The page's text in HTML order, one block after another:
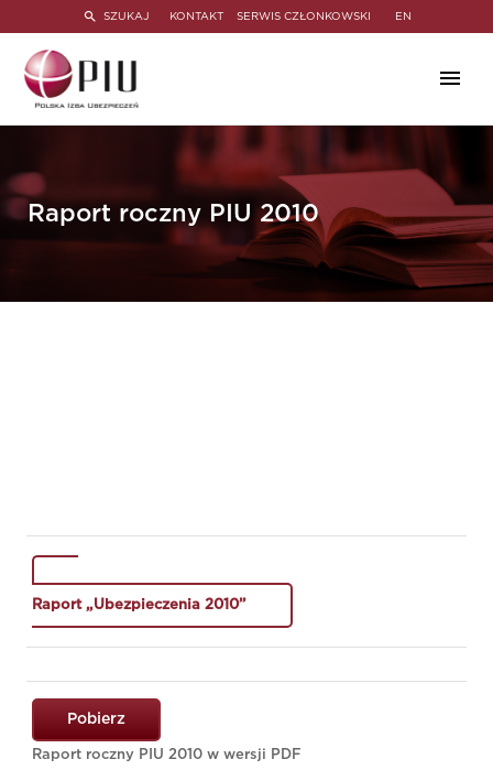
SZUKAJ KONTAKT SERWIS CZŁONKOWSKI EN
Raport roczny PIU 2010
Raport „Ubezpieczenia 2010”
Pobierz
Raport roczny PIU 2010 w wersji PDF